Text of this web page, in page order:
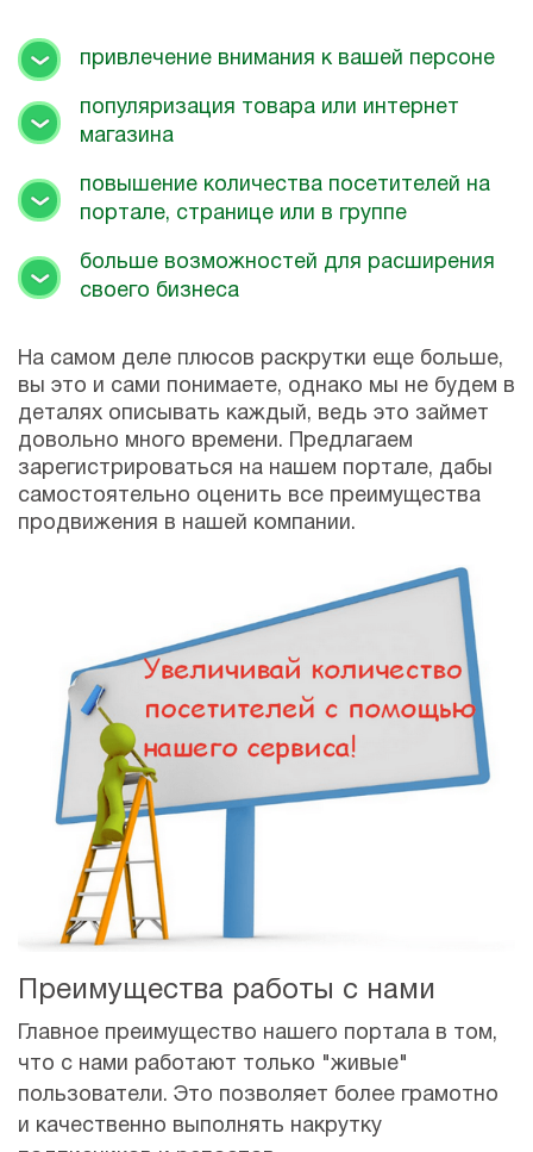
привлечение внимания к вашей персоне
популяризация товара или интернет
магазина
повышение количества посетителей на
портале, странице или в группе
больше возможностей для расширения
своего бизнеса
На самом деле плюсов раскрутки еще больше,
вы это и сами понимаете, однако мы не будем в
деталях описывать каждый, ведь это займет
довольно много времени. Предлагаем
зарегистрироваться на нашем портале, дабы
самостоятельно оценить все преимущества
продвижения в нашей компании.
Преимущества работы с нами
Главное преимущество нашего портала в том,
что с нами работают только "живые"
пользователи. Это позволяет более грамотно
и качественно выполнять накрутку